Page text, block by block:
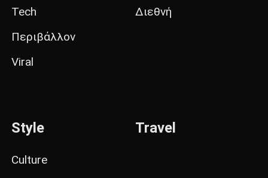
Tech
Περιβάλλον
Viral
Διεθνή
Style
Culture
Travel